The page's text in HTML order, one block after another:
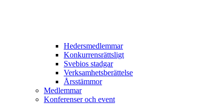
Hedersmedlemmar
Konkurrensrättsligt
Svebios stadgar
Verksamhetsberättelse
Årsstämmor
Medlemmar
Konferenser och event